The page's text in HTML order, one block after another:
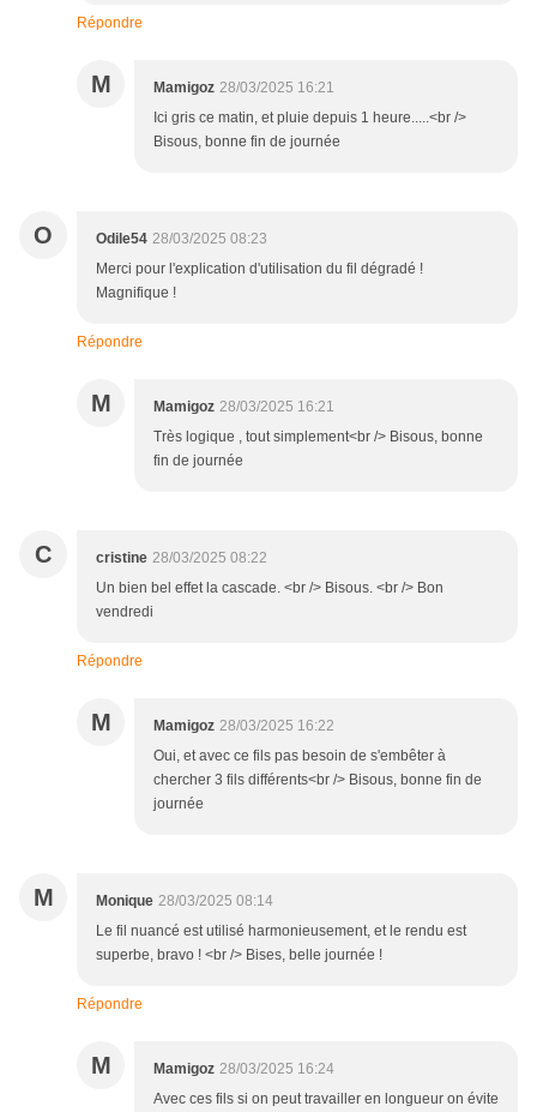
Répondre
M Mamigoz 28/03/2025 16:21
Ici gris ce matin, et pluie depuis 1 heure.....<br />
Bisous, bonne fin de journée
O Odile54 28/03/2025 08:23
Merci pour l'explication d'utilisation du fil dégradé !
Magnifique !
Répondre
M Mamigoz 28/03/2025 16:21
Très logique , tout simplement<br /> Bisous, bonne
fin de journée
C cristine 28/03/2025 08:22
Un bien bel effet la cascade. <br /> Bisous. <br /> Bon
vendredi
Répondre
M Mamigoz 28/03/2025 16:22
Oui, et avec ce fils pas besoin de s'embêter à
chercher 3 fils différents<br /> Bisous, bonne fin de
journée
M Monique 28/03/2025 08:14
Le fil nuancé est utilisé harmonieusement, et le rendu est
superbe, bravo ! <br /> Bises, belle journée !
Répondre
M Mamigoz 28/03/2025 16:24
Avec ces fils si on peut travailler en longueur on évite